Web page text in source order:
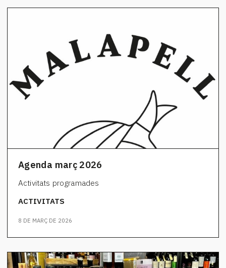
Agenda març 2026
Activitats programades
ACTIVITATS
8 DE MARÇ DE 2026